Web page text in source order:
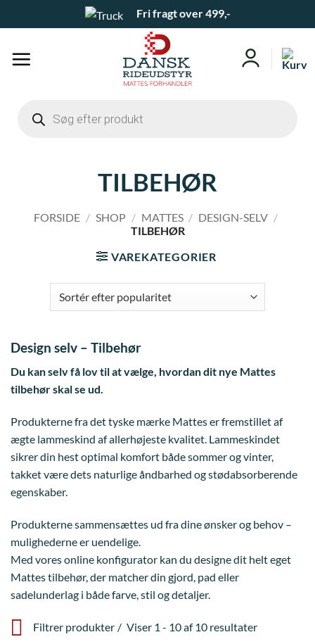
til
Fri fragt over 499,-
search
TILBEHØR
FORSIDE / SHOP / MATTES / DESIGN-SELV /
TILBEHØR
VAREKATEGORIER
Design selv – Tilbehør
Du kan selv få lov til at vælge, hvordan dit nye Mattes
tilbehør skal se ud.
Produkterne fra det tyske mærke Mattes er fremstillet af
ægte lammeskind af allerhøjeste kvalitet. Lammeskindet
sikrer din hest optimal komfort både sommer og vinter,
takket være dets naturlige åndbarhed og stødabsorberende
egenskaber.
Produkterne sammensættes ud fra dine ønsker og behov –
mulighederne er uendelige.
Med vores online konfigurator kan du designe dit helt eget
Mattes tilbehør, der matcher din gjord, pad eller
sadelunderlag i både farve, stil og detaljer.
Filtrer produkter Viser 1 - 10 af 10 resultater